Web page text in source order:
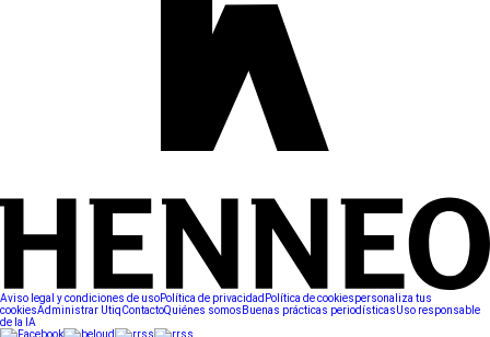
Aviso legal y condiciones de usoPolítica de privacidad Política de cookiespersonaliza tus
cookiesAdministrar UtiqContactoQuiénes somos Buenas prácticas periodísticasUso responsable
de la IA